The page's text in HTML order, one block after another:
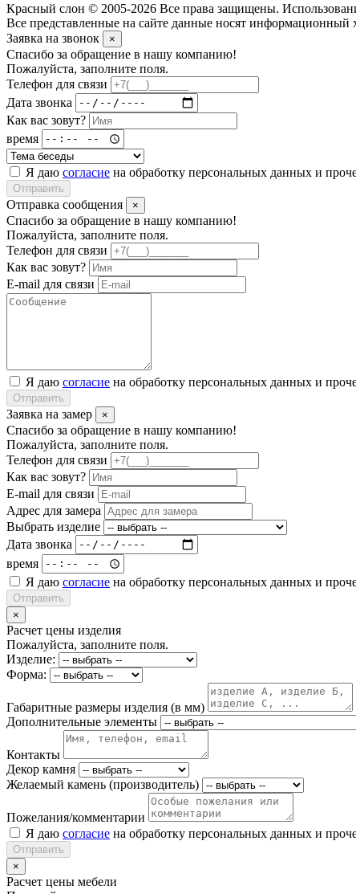
Красный слон © 2005-2026 Все права защищены.
Все представленные на сайте данные носят
Заявка на звонок
×
Спасибо за обращение в нашу компанию!
Пожалуйста, заполните поля.
Телефон для связи
Дата звонка
Как вас зовут?
время
Я даю согласие на обработку персональных данных и
Отправить
Отправка сообщения ×
Спасибо за обращение в нашу компанию!
Пожалуйста, заполните поля.
Телефон для связи
Как вас зовут?
E-mail для связи
Я даю согласие на обработку персональных данных и
Отправить
Заявка на замер ×
Спасибо за обращение в нашу компанию!
Пожалуйста, заполните поля.
Телефон для связи
Как вас зовут?
E-mail для связи
Адрес для замера
Выбрать изделие
Дата звонка
время
Я даю согласие на обработку персональных данных и
Отправить
×
Расчет цены изделия
Пожалуйста, заполните поля.
Изделие:
Форма:
Габаритные размеры изделия (в мм)
Дополнительные элементы
Контакты
Декор камня
Желаемый камень (производитель)
Пожелания/комментарии
Я даю согласие на обработку персональных данных и
Отправить
×
Расчет цены мебели